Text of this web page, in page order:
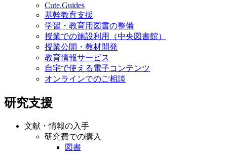
Cute.Guides
基幹教育支援
学習・教育用図書の整備
授業での施設利用（中央図書館）
授業公開・教材開発
教育情報サービス
自宅で使える電子コンテンツ
オンラインでのご相談
研究支援
文献・情報の入手
研究費での購入
図書